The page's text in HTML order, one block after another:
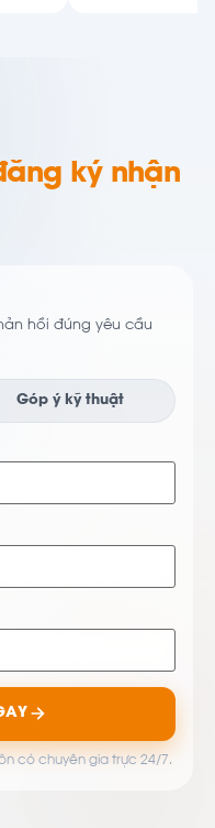
ký nhận
hồi đúng yêu cầu
Góp ý kỹ thuật
có chuyên gia trực 24/7.